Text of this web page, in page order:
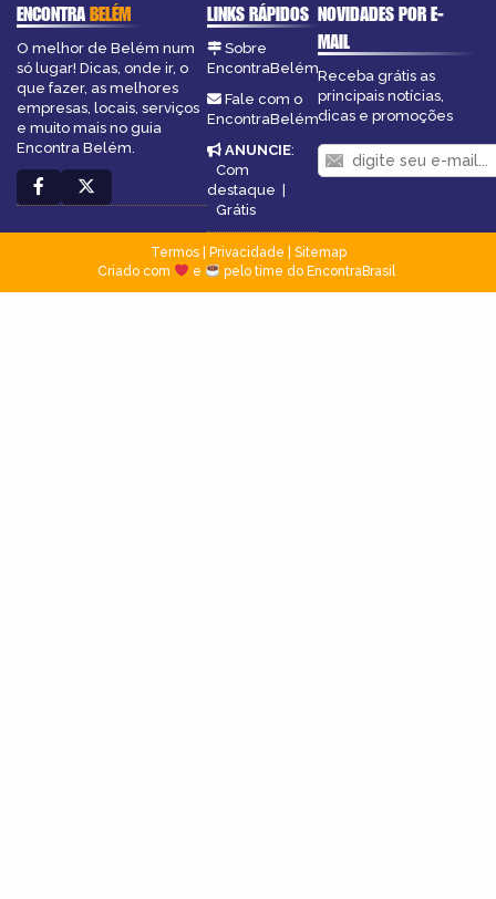
ENCONTRABELÉM
O melhor de Belém num
só lugar! Dicas, onde ir, o
que fazer, as melhores
empresas, locais, serviços
e muito mais no guia
Encontra Belém.
LINKS RÁPIDOS
Sobre
EncontraBelém
Fale com o
EncontraBelém
ANUNCIE:
Com
destaque |
Grátis
NOVIDADES POR E-
MAIL
Receba grátis as
principais notícias,
dicas e promoções
Termos| Privacidade
Sitemap
Criado com
e pelo time do EncontraBrasil